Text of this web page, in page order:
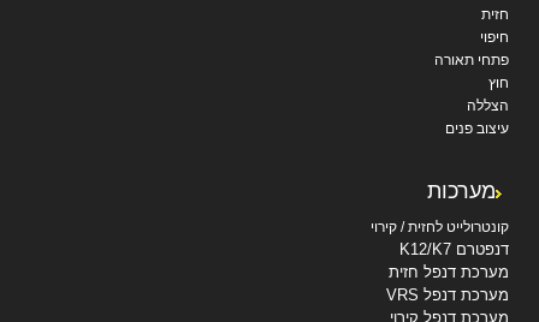
חזית
חיפוי
פתחי תאורה
חוץ
הצללה
עיצוב פנים
מערכות
קונטרולייט לחזית / קירוי
דנפטרם K12/K7
מערכת דנפל חזית
מערכת דנפל VRS
מערכת דנפל קירוי